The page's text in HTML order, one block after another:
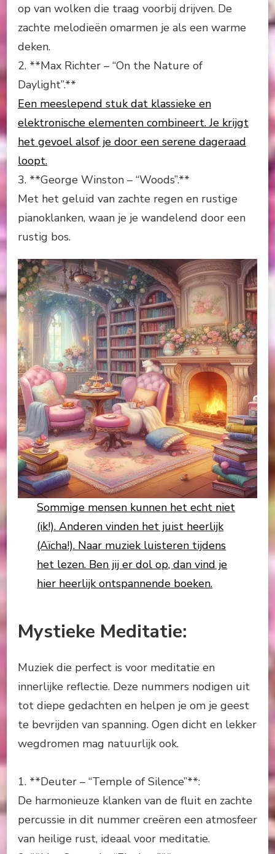
op van wolken die traag voorbij drijven. De
zachte melodieën omarmen je als een warme
deken.
2. **Max Richter – “On the Nature of
Daylight”.**
Een meeslepend stuk dat klassieke en
elektronische elementen combineert. Je krijgt
het gevoel alsof je door een serene dageraad
loopt.
3. **George Winston – “Woods”.**
Met het geluid van zachte regen en rustige
pianoklanken, waan je je wandelend door een
rustig bos.
Sommige mensen kunnen het echt niet
(ik!). Anderen vinden het juist heerlijk
(Aïcha!). Naar muziek luisteren tijdens
het lezen. Ben jij er dol op, dan vind je
hier heerlijk ontspannende boeken.
Mystieke Meditatie:
Muziek die perfect is voor meditatie en
innerlijke reflectie. Deze nummers nodigen uit
tot diepe gedachten en helpen je om je geest
te bevrijden van spanning. Ogen dicht en lekker
wegdromen mag natuurlijk ook.
1. **Deuter – “Temple of Silence”**:
De harmonieuze klanken van de fluit en zachte
percussie in dit nummer creëren een atmosfeer
van heilige rust, ideaal voor meditatie.